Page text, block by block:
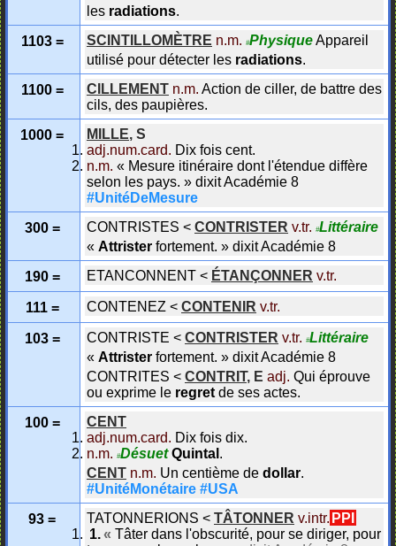
les radiations.
1103 =
SCINTILLOMÈTRE n.m. #PhysiqueAppareil
utilisé pour détecter les radiations.
1100 =
CILLEMENT n.m. Action de ciller, de battre des
cils, des paupières.
1000 =
MILLE, S
adj.num.card. Dix fois cent.
n.m. « Mesure itinéraire dont l'étendue diffère
selon les pays. » dixitAcadémie 8
#UnitéDeMesure
300 =
CONTRISTES < CONTRISTER v.tr. #Littéraire
« Attrister fortement. » dixitAcadémie 8
190 =
ETANCONNENT < ÉTANÇONNER v.tr.
111 =
CONTENEZ < CONTENIR v.tr.
103 =
CONTRISTE < CONTRISTER v.tr. #Littéraire
« Attrister fortement. » dixitAcadémie 8
CONTRITES < CONTRIT, E adj. Qui éprouve
ou exprime le regret de ses actes.
100 =
CENT
adj.num.card. Dix fois dix.
n.m. #Désuet Quintal.
CENT n.m. Un centième de dollar.
#UnitéMonétaire #USA
93 =
TATONNERIONS < TÂTONNER v.intr. PPI
« Tâter dans l'obscurité, pour se diriger, pour